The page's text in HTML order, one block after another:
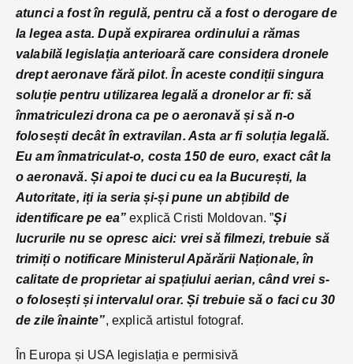
atunci a fost în regulă, pentru că a fost o derogare de
la legea asta. După expirarea ordinului a rămas
valabilă legislația anterioară care considera dronele
drept aeronave fără pilot.În aceste condiții singura
soluție pentru utilizarea legală a dronelor ar fi: să
înmatriculezi drona ca pe o aeronavă și să n-o
folosești decât în extravilan. Asta ar fi soluția legală.
Eu am înmatriculat-o, costa 150 de euro, exact cât la
o aeronavă. Și apoi te duci cu ea la București, la
Autoritate, iți ia seria și-și pune un abțibild de
identificare pe ea” explică Cristi Moldovan. ”Și
lucrurile nu se opresc aici: vrei să filmezi, trebuie să
trimiți o notificare Ministerul Apărării Naționale, în
calitate de proprietar ai spațiului aerian, când vrei s-
o folosești și intervalul orar. Și trebuie să o faci cu 30
de zile înainte”, explică artistul fotograf.
În Europa și USA legislația e permisivă